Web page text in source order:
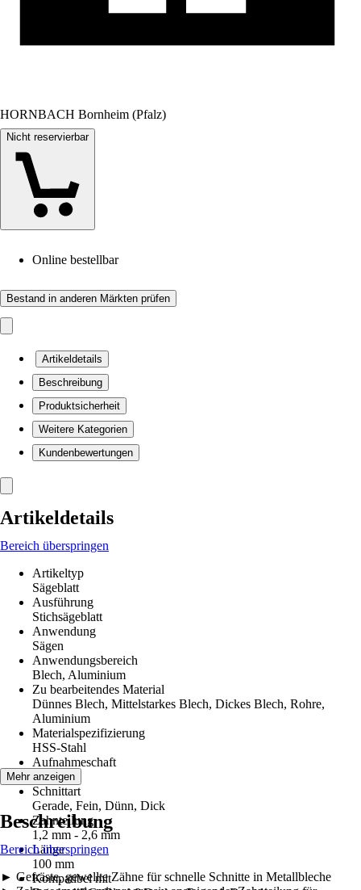
HORNBACH Bornheim (Pfalz)
Nicht reservierbar
Online bestellbar
Bestand in anderen Märkten prüfen
Artikeldetails
Beschreibung
Produktsicherheit
Weitere Kategorien
Kundenbewertungen
Artikeldetails
Bereich überspringen
Artikeltyp
Sägeblatt
Ausführung
Stichsägeblatt
Anwendung
Sägen
Anwendungsbereich
Blech, Aluminium
Zu bearbeitendes Material
Dünnes Blech, Mittelstarkes Blech, Dickes Blech, Rohre,
Aluminium
Materialspezifizierung
HSS-Stahl
Aufnahmeschaft
T-Schaft
Schnittart
Gerade, Fein, Dünn, Dick
Zahnteilung
1,2 mm - 2,6 mm
Länge
100 mm
Kompatibel mit
Mehr anzeigen
Beschreibung
Bereich überspringen
► Gefräste, gewellte Zähne für schnelle Schnitte in Metallbleche